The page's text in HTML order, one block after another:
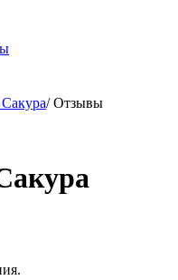
/ Отзывы